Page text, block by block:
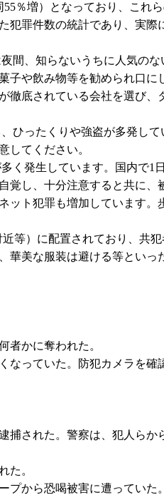
％増）となっており、これ
罪件数の統計であり、実際
間、知らないうちに人気の
子や飲み物等を勧められ口に
徹底されている会社を選び、
ひったくりや強盗が多発し
してください。
発生しています。国内で1
覚し、十分注意すると共に、
ット犯罪も増加しています。
等）に配置されており、共犯
華美な服装は避ける等といっ
者かに奪われた。
なっていた。防犯カメラを確
捕された。警察は、犯人らか
た。
プから恐喝被害に遭っていた。